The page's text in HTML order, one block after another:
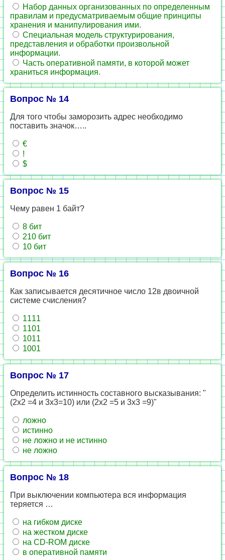
Набор данных организованных по определенным
правилам и предусматриваемым общие принципы
хранения и манипулирования ими.
Специальная модель структурирования,
представления и обработки произвольной
информации.
Часть оперативной памяти, в которой может
храниться информация.
Вопрос № 14
Для того чтобы заморозить адрес необходимо
поставить значок…..
€
!
$
Вопрос № 15
Чему равен 1 байт?
8 бит
210 бит
10 бит
Вопрос № 16
Как записывается десятичное число 12в двоичной
системе счисления?
1111
1101
1011
1001
Вопрос № 17
Определить истинность составного высказывания: "
(2х2 =4 и 3х3=10) или (2х2 =5 и 3х3 =9)"
ложно
истинно
не ложно и не истинно
не ложно
Вопрос № 18
При выключении компьютера вся информация
теряется …
на гибком диске
на жестком диске
на CD-ROM диске
в оперативной памяти